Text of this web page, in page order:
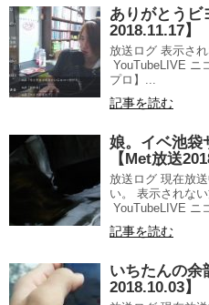
ありがとうビ
2018.11.17】
放送ログ 表示さ
YouTubeLIVE ニ
プロ】...
記事を読む
娘。イベ池袋
【Met放送
放送ログ 現在放
い。 表示されな
YouTubeLIVE ニ
記事を読む
いちたんの余
2018.10.03】